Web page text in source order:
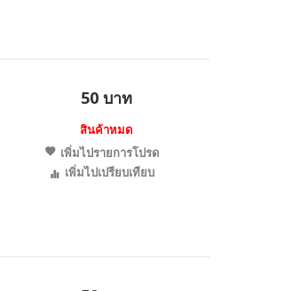
50 บาท
สินค้าหมด
เพิ่มไปรายการโปรด
เพิ่มไปเปรียบเทียบ